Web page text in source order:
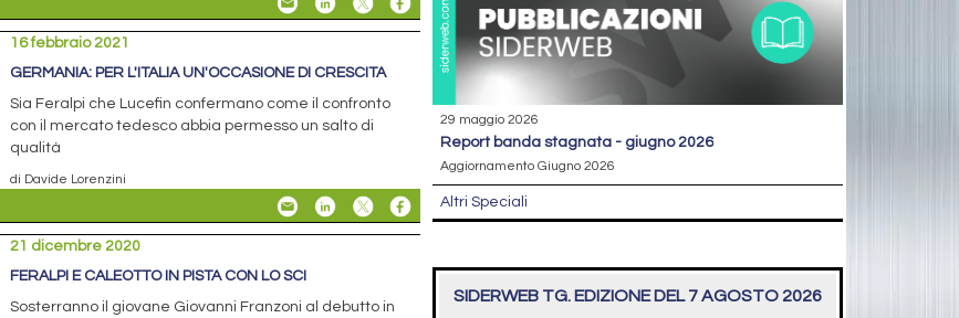
16 febbraio 2021
GERMANIA: PER L'ITALIA UN'OCCASIONE DI CRESCITA
Sia Feralpi che Lucefin confermano come il confronto
con il mercato tedesco abbia permesso un salto di
qualità
di Davide Lorenzini
21 dicembre 2020
FERALPI E CALEOTTO IN PISTA CON LO SCI
Sosterranno il giovane Giovanni Franzoni al debutto in
29 maggio 2026
report banda stagnata - giugno 2026
Aggiornamento Giugno 2026
Altri Speciali
SIDERWEB TG. EDIZIONE DEL 7 AGOSTO 2026